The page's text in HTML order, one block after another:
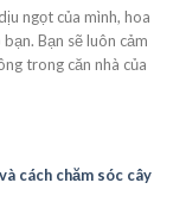
ngọt của mình, hoa
Bạn sẽ luôn cảm
trong căn nhà của
cách chăm sóc cây